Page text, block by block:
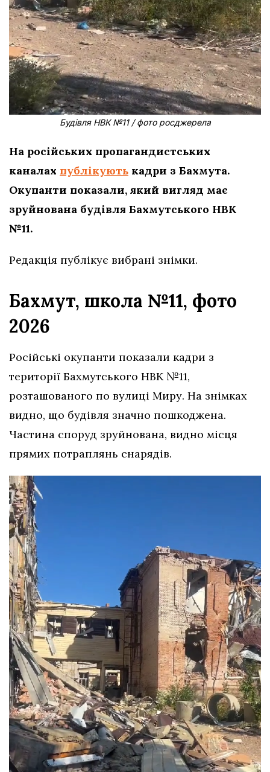
Будівля НВК №11 / фото росджерела
На російських пропагандистських
каналах публікують кадри з Бахмута.
Окупанти показали, який вигляд має
зруйнована будівля Бахмутського НВК
№11.
Редакція публікує вибрані знімки.
Бахмут, школа №11, фото
2026
Російські окупанти показали кадри з
території Бахмутського НВК №11,
розташованого по вулиці Миру. На знімках
видно, що будівля значно пошкоджена.
Частина споруд зруйнована, видно місця
прямих потраплянь снарядів.